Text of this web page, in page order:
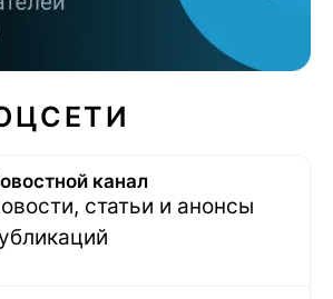
канал
статьи и анонсы